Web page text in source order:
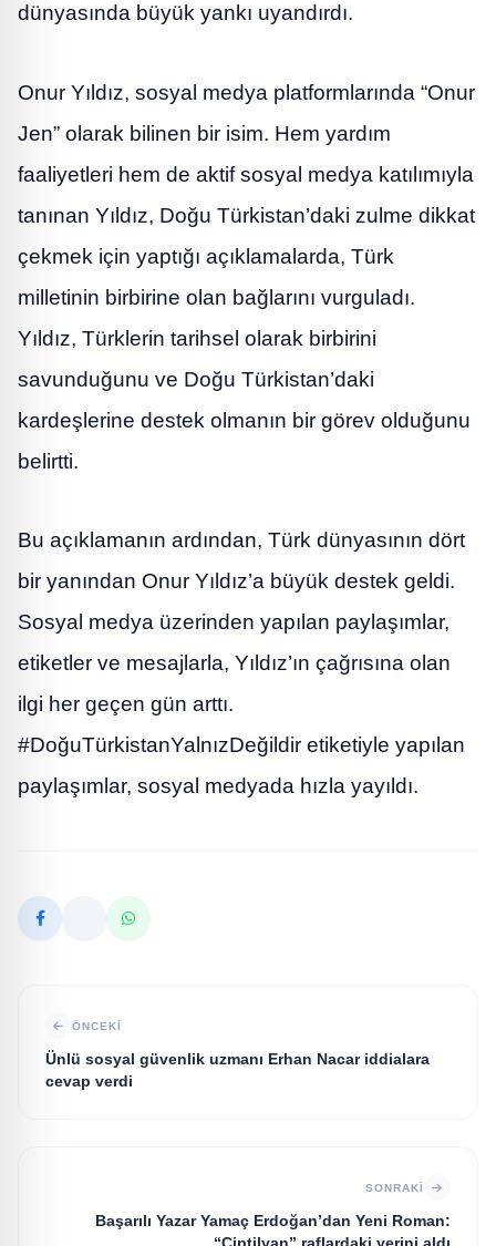
dünyasında büyük yankı uyandırdı.
Onur Yıldız, sosyal medya platformlarında “Onur
Jen” olarak bilinen bir isim. Hem yardım
faaliyetleri hem de aktif sosyal medya katılımıyla
tanınan Yıldız, Doğu Türkistan’daki zulme dikkat
çekmek için yaptığı açıklamalarda, Türk
milletinin birbirine olan bağlarını vurguladı.
Yıldız, Türklerin tarihsel olarak birbirini
savunduğunu ve Doğu Türkistan’daki
kardeşlerine destek olmanın bir görev olduğunu
belirtti.
Bu açıklamanın ardından, Türk dünyasının dört
bir yanından Onur Yıldız’a büyük destek geldi.
Sosyal medya üzerinden yapılan paylaşımlar,
etiketler ve mesajlarla, Yıldız’ın çağrısına olan
ilgi her geçen gün arttı.
#DoğuTürkistanYalnızDeğildir etiketiyle yapılan
paylaşımlar, sosyal medyada hızla yayıldı.
ÖNCEKI
Ünlü sosyal güvenlik uzmanı Erhan Nacar iddialara
cevap verdi
SONRAKI
Başarılı Yazar Yamaç Erdoğan’dan Yeni Roman: